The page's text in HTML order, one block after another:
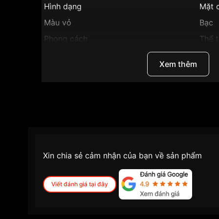
Hình dạng
Mặt
Màu vỏ
Bạc
Phong cách
Thể
Dạ
Xem thêm
Xin chia sẻ cảm nhận của bạn về sản phẩm
Viết đánh giá tại đây